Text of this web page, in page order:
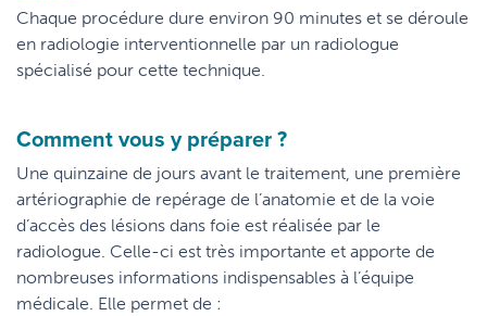
Chaque procédure dure environ 90 minutes et se déroule
en radiologie interventionnelle par un radiologue
spécialisé pour cette technique.
Comment vous y préparer ?
Une quinzaine de jours avant le traitement, une première
artériographie de repérage de l’anatomie et de la voie
d’accès des lésions dans foie est réalisée par le
radiologue. Celle-ci est très importante et apporte de
nombreuses informations indispensables à l’équipe
médicale. Elle permet de :